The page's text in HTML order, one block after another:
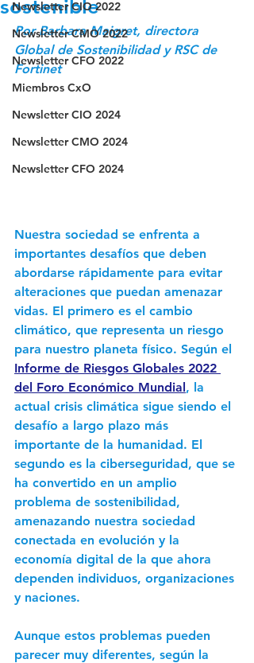
Newsletter CIO 2022
Newsletter CMO 2022
Newsletter CFO 2022
Miembros CxO
Newsletter CIO 2024
Newsletter CMO 2024
Newsletter CFO 2024
sostenible
Por Barbara Maigret, directora
Global de Sostenibilidad y RSC de
Fortinet
Nuestra sociedad se enfrenta a
importantes desafíos que deben
abordarse rápidamente para evitar
alteraciones que puedan amenazar
vidas. El primero es el cambio
climático, que representa un riesgo
para nuestro planeta físico. Según el
Informe de Riesgos Globales 2022
del Foro Económico Mundial, la
actual crisis climática sigue siendo el
desafío a largo plazo más
importante de la humanidad. El
segundo es la ciberseguridad, que se
ha convertido en un amplio
problema de sostenibilidad,
amenazando nuestra sociedad
conectada en evolución y la
economía digital de la que ahora
dependen individuos, organizaciones
y naciones.
Aunque estos problemas pueden
parecer muy diferentes, según la